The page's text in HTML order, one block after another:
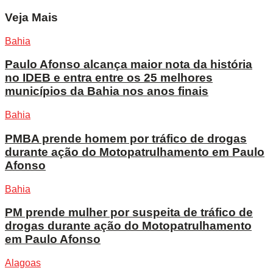
Veja Mais
Bahia
Paulo Afonso alcança maior nota da história
no IDEB e entra entre os 25 melhores
municípios da Bahia nos anos finais
Bahia
PMBA prende homem por tráfico de drogas
durante ação do Motopatrulhamento em Paulo
Afonso
Bahia
PM prende mulher por suspeita de tráfico de
drogas durante ação do Motopatrulhamento
em Paulo Afonso
Alagoas